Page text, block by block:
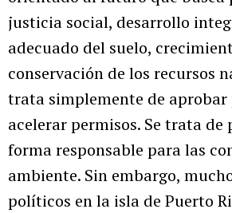
justicia social, desarrollo
adecuado del suelo,
conservación de los recursos
trata simplemente de aprobar
acelerar permisos. Se trata de
forma responsable para las
ambiente. Sin embargo,
políticos en la isla de Puerto